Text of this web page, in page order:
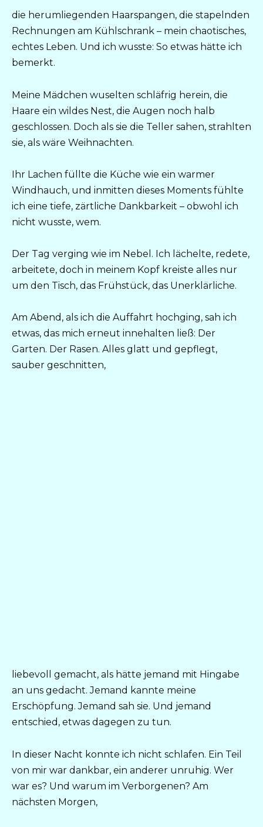
die herumliegenden Haarspangen, die stapelnden
Rechnungen am Kühlschrank – mein chaotisches,
echtes Leben. Und ich wusste: So etwas hätte ich
bemerkt.
Meine Mädchen wuselten schläfrig herein, die
Haare ein wildes Nest, die Augen noch halb
geschlossen. Doch als sie die Teller sahen, strahlten
sie, als wäre Weihnachten.
Ihr Lachen füllte die Küche wie ein warmer
Windhauch, und inmitten dieses Moments fühlte
ich eine tiefe, zärtliche Dankbarkeit – obwohl ich
nicht wusste, wem.
Der Tag verging wie im Nebel. Ich lächelte, redete,
arbeitete, doch in meinem Kopf kreiste alles nur
um den Tisch, das Frühstück, das Unerklärliche.
Am Abend, als ich die Auffahrt hochging, sah ich
etwas, das mich erneut innehalten ließ: Der
Garten. Der Rasen. Alles glatt und gepflegt,
sauber geschnitten,
liebevoll gemacht, als hätte jemand mit Hingabe
an uns gedacht. Jemand kannte meine
Erschöpfung. Jemand sah sie. Und jemand
entschied, etwas dagegen zu tun.
In dieser Nacht konnte ich nicht schlafen. Ein Teil
von mir war dankbar, ein anderer unruhig. Wer
war es? Und warum im Verborgenen? Am
nächsten Morgen,